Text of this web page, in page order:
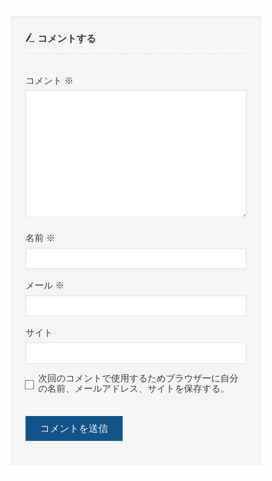
コメントする
コメント ※
名前 ※
メール ※
サイト
次回のコメントで使用するためブラウザーに自分
の名前、メールアドレス、サイトを保存する。